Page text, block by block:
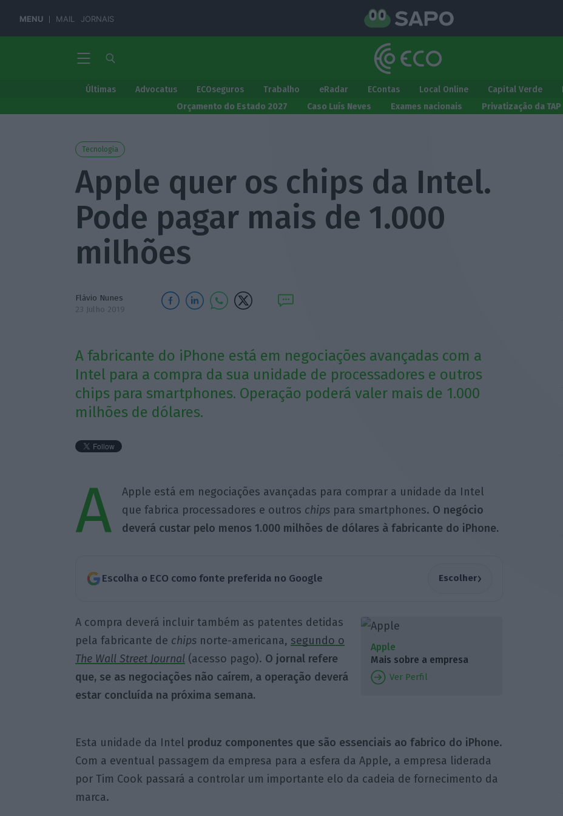
MENU MAIL JORNAIS
Últimas Advocatus ECOseguros Trabalho eRadar EContas Local Online Capital Verde
Orçamento do Estado 2027
Caso Luís Neves Exames nacionais Privatização da TAP
Tecnologia
Apple quer os chips da Intel.
Pode pagar mais de 1.000
milhões
Flávio Nunes
23 Julho 2019
A fabricante do iPhone está em negociações avançadas com a
Intel para a compra da sua unidade de processadores e outros
chips para smartphones. Operação poderá valer mais de 1.000
milhões de dólares.
A
Apple está em negociações avançadas para comprar a unidade da Intel
que fabrica processadores e outros chipspara smartphones. O negócio
deverá custar pelo menos 1.000 milhões de dólares à fabricante do iPhone.
Escolha o ECO como fonte preferida no Google Escolher›
Apple
Mais sobre a empresa
Ver Perfil
A compra deverá incluir também as patentes detidas
pela fabricante de chips norte-americana, segundo o
The Wall Street Journal (acesso pago). O jornal refere
que, se as negociações não caírem, a operação deverá
estar concluída na próxima semana.
Esta unidade da Intel produz componentes que são essenciais ao fabrico do iPhone.
Com a eventual passagem da empresa para a esfera da Apple, a empresa liderada
por Tim Cook passará a controlar um importante elo da cadeia de fornecimento da
marca.